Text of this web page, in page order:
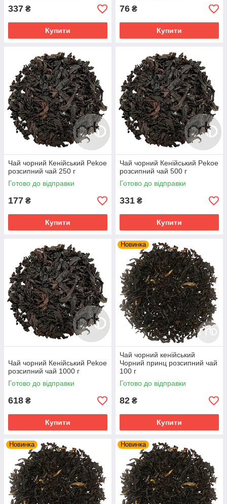
337 ₴
Купити
76 ₴
Купити
Чай чорний Кенійський Pekoe
розсипний чай 250 г
Готово до відправки
177 ₴
Купити
Чай чорний Кенійський Pekoe
розсипний чай 500 г
Готово до відправки
331 ₴
Купити
Чай чорний Кенійський Pekoe
розсипний чай 1000 г
Готово до відправки
618 ₴
Купити
Новинка
Чай чорний кенійський
Чорний принц розсипний чай
100 г
Готово до відправки
82 ₴
Купити
Новинка Новинка